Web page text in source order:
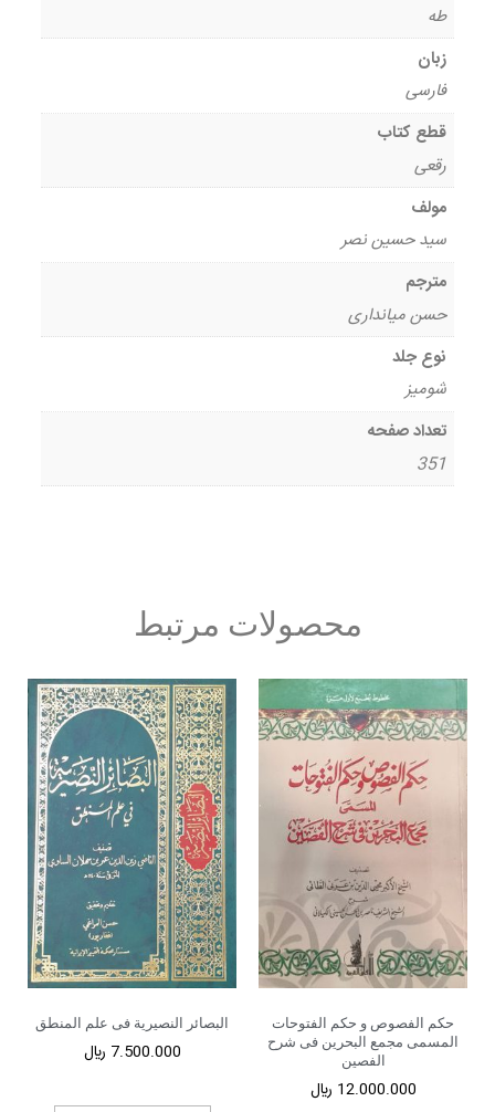
طه
زبان
فارسی
قطع کتاب
رقعی
مولف
سید حسین نصر
مترجم
حسن میانداری
نوع جلد
شومیز
تعداد صفحه
351
محصولات مرتبط
حکم الفصوص و حکم الفتوحات
المسمی مجمع البحرین فی شرح
الفصین
12.000.000 ﷼
البصائر النصیریة فی علم المنطق
7.500.000 ﷼